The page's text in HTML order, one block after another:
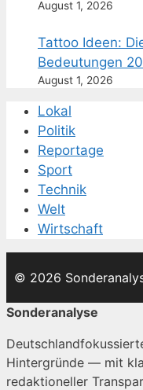
August 1, 2026
Tattoo Ideen:
Bedeutungen
August 1, 2026
Lokal
Politik
Reportage
Sport
Technik
Welt
Wirtschaft
© 2026
Sonderanalyse
Hintergründe — mit
redaktioneller